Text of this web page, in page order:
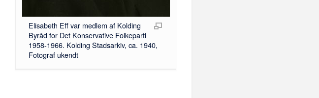
Elisabeth Eff var medlem af Kolding
Byråd for Det Konservative Folkeparti
1958-1966. Kolding Stadsarkiv, ca. 1940,
Fotograf ukendt